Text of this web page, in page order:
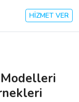
HİZMET VER
Modelleri